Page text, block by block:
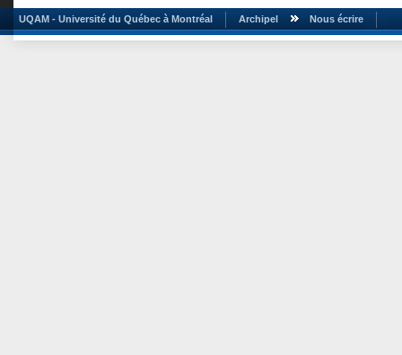
UQAM - Université du Québec à Montréal Archipel Nous écrire